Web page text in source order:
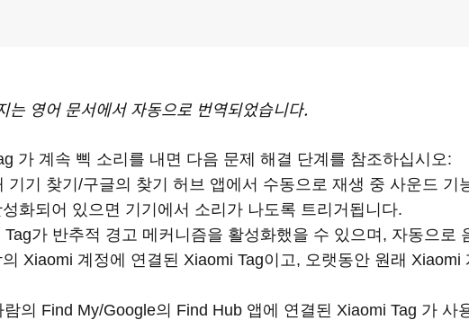
는 영어 문서에서 자동으로 번역되었습니다.
가 계속 삑 소리를 내면 다음 문제 해결 단계를 참조하십시오:
기기 찾기/구글의 찾기 허브 앱에서 수동으로 재생 중 사운드 기
화되어 있으면 기기에서 소리가 나도록 트리거됩니다.
Tag가 반추적 경고 메커니즘을 활성화했을 수 있으며, 자동으로
Xiaomi 계정에 연결된 Xiaomi Tag이고, 오랫동안 원래
람의 Find My/Google의 Find Hub 앱에 연결된 Xiaomi Tag 가 사